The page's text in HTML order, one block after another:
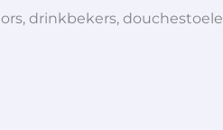
drinkbekers,